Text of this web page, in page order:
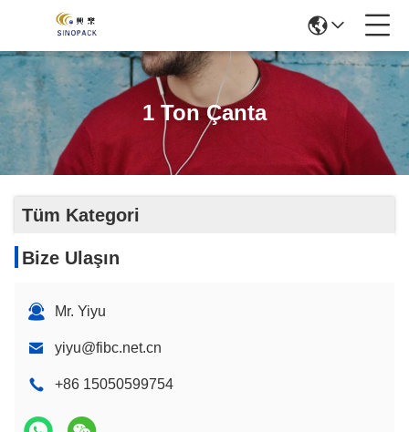
1 Ton Çanta
Tüm Kategori
Bize Ulaşın
Mr. Yiyu
yiyu@fibc.net.cn
+86 15050599754